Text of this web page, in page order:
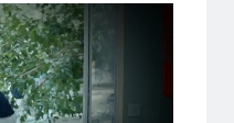
علم شبکه
فیزیک آماری
مکانیک